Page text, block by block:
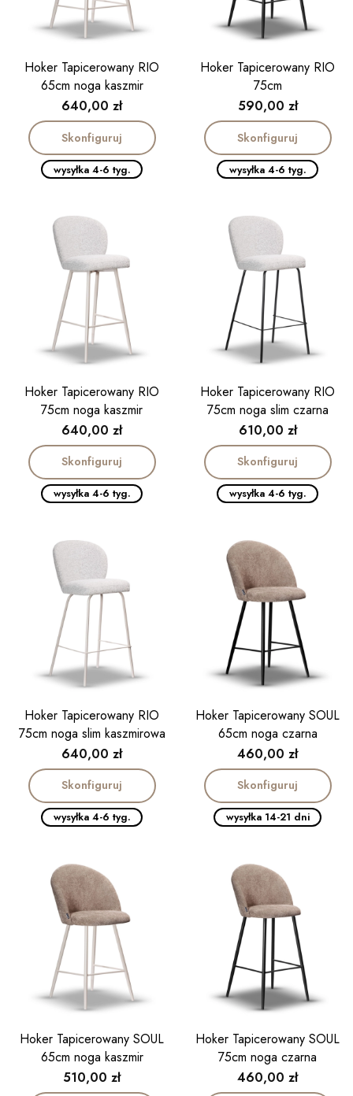
Hoker Tapicerowany RIO
65cm noga kaszmir
Cena
640,00 zł
Skonfiguruj
wysyłka 4-6 tyg.
Hoker Tapicerowany RIO
75cm
Cena
590,00 zł
Skonfiguruj
wysyłka 4-6 tyg.
Hoker Tapicerowany RIO
75cm noga kaszmir
Cena
640,00 zł
Skonfiguruj
wysyłka 4-6 tyg.
Hoker Tapicerowany RIO
75cm noga slim czarna
Cena
610,00 zł
Skonfiguruj
wysyłka 4-6 tyg.
Hoker Tapicerowany RIO
75cm noga slim kaszmirowa
Cena
640,00 zł
Skonfiguruj
wysyłka 4-6 tyg.
Hoker Tapicerowany SOUL
65cm noga czarna
Cena
460,00 zł
Skonfiguruj
wysyłka 14-21 dni
Hoker Tapicerowany SOUL
65cm noga kaszmir
Cena
510,00 zł
Hoker Tapicerowany SOUL
75cm noga czarna
Cena
460,00 zł